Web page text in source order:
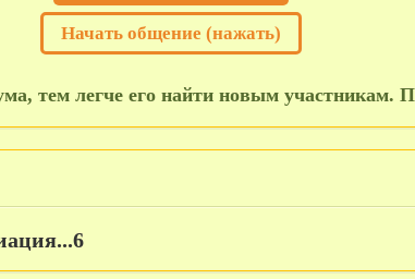
Начать общение (нажать)
тем легче его найти новым участникам.